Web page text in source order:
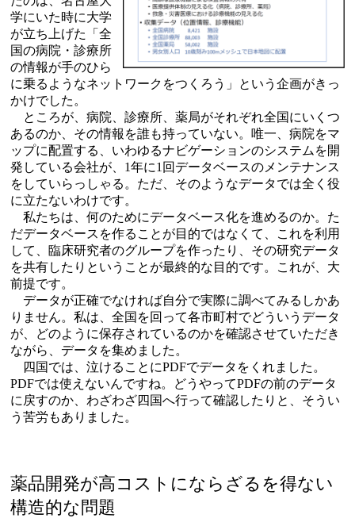
学にいた時に大学
が立ち上げた「全
国の病院・診療所
の情報が手のひら
に乗るようなネットワークをつくろう」という企画がきっ
かけでした。
ところが、病院、診療所、薬局がそれぞれ全国にいくつ
あるのか、その情報を誰も持っていない。唯一、病院をマ
ップに配置する、いわゆるナビゲーションのシステムを開
発している会社が、1年に1回データベースのメンテナンス
をしていらっしゃる。ただ、そのようなデータでは全く役
に立たないわけです。
私たちは、何のためにデータベース化を進めるのか。た
だデータベースを作ることが目的ではなくて、これを利用
して、臨床研究者のグループを作ったり、その研究データ
を共有したりということが最終的な目的です。これが、大
前提です。
データが正確でなければ自分で実際に調べてみるしかあ
りません。私は、全国を回って各市町村でどういうデータ
が、どのように保存されているのかを確認させていただき
ながら、データを集めました。
四国では、泣けることにPDFでデータをくれました。
PDFでは使えないんですね。どうやってPDFの前のデータ
に戻すのか、わざわざ四国へ行って確認したりと、そうい
う苦労もありました。
薬品開発が高コストにならざるを得ない
構造的な問題